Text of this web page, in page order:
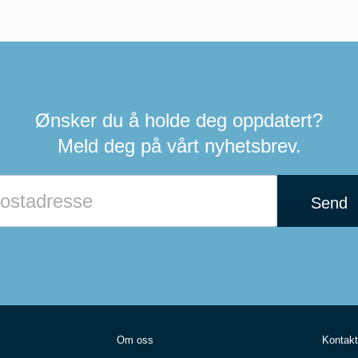
Ønsker du å holde deg oppdatert?
Meld deg på vårt nyhetsbrev.
feltet
Send
Om oss
Kontakt